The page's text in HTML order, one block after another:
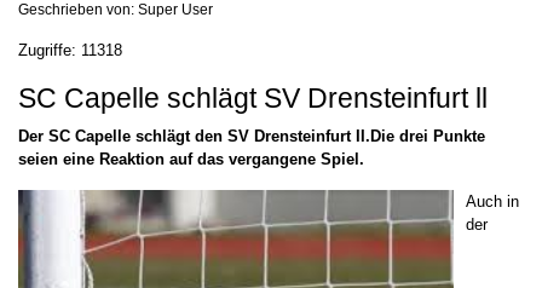
Geschrieben von: Super User
Zugriffe: 11318
SC Capelle schlägt SV Drensteinfurt ll
Der SC Capelle schlägt den SV Drensteinfurt II.Die drei Punkte
seien eine Reaktion auf das vergangene Spiel.
Auch in
der